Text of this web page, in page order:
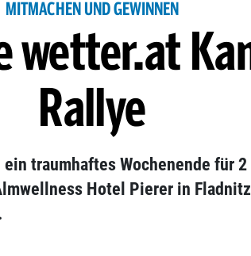
MITMACHEN UND GEWINNEN
wetter.at
Rallye
traumhaftes Wochenende für
Hotel Pierer in